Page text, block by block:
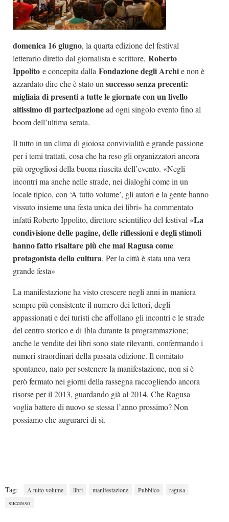
Giallo Stresa
Premio Chiara
Tabù Festival 2014
A Tutto Volume
Salone di Torino
Marketing
domenica 16 giugno, la quarta edizione del festival
letterario diretto dal giornalista e scrittore, Roberto
Ippolito e concepita dalla Fondazione degli Archie non è
azzardato dire che è stato un successo senza precenti:
migliaia di presenti a tutte le giornate con un livello
altissimo di partecipazionead ogni singolo evento fino al
boom dell’ultima serata.
Il tutto in un clima di gioiosa convivialità e grande passione
per i temi trattati, cosa che ha reso gli organizzatori ancora
più orgogliosi della buona riuscita dell’evento. «Negli
incontri ma anche nelle strade, nei dialoghi come in un
locale tipico, con ‘A tutto volume’, gli autori e la gente hanno
vissuto insieme una festa unica dei libri» ha commentato
infatti Roberto Ippolito, direttore scientifico del festival «La
condivisione delle pagine, delle riflessioni e degli stimoli
hanno fatto risaltare più che mai Ragusa come
protagonista della cultura. Per la città è stata una vera
grande festa»
La manifestazione ha visto crescere negli anni in maniera
sempre più consistente il numero dei lettori, degli
appassionati e dei turisti che affollano gli incontri e le strade
del centro storico e di Ibla durante la programmazione;
anche le vendite dei libri sono state rilevanti, confermando i
numeri straordinari della passata edizione. Il comitato
spontaneo, nato per sostenere la manifestazione, non si è
però fermato nei giorni della rassegna raccogliendo ancora
risorse per il 2013, guardando già al 2014. Che Ragusa
voglia battere di nuovo se stessa l’anno prossimo? Non
possiamo che augurarci di sì.
Tag: A tutto volume libri manifestazione Pubblico
ragusa
successo